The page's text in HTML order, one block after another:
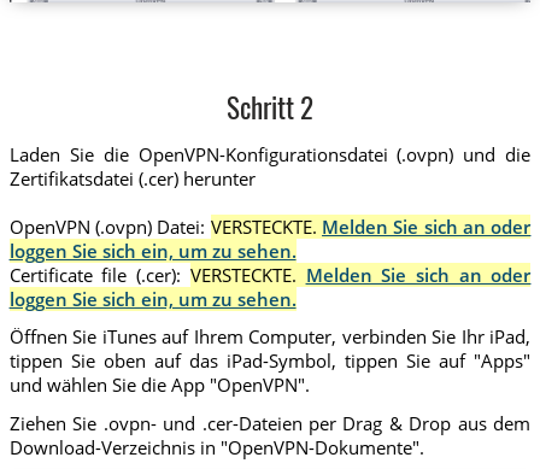
Schritt 2
Laden Sie die OpenVPN-Konfigurationsdatei (.ovpn) und die
Zertifikatsdatei (.cer) herunter
OpenVPN (.ovpn) Datei: VERSTECKTE. Melden Sie sich an oder
loggen Sie sich ein, um zu sehen.
Certificate file (.cer): VERSTECKTE. Melden Sie sich an oder
loggen Sie sich ein, um zu sehen.
Öffnen Sie iTunes auf Ihrem Computer, verbinden Sie Ihr iPad,
tippen Sie oben auf das iPad-Symbol, tippen Sie auf "Apps"
und wählen Sie die App "OpenVPN".
Ziehen Sie .ovpn- und .cer-Dateien per Drag & Drop aus dem
Download-Verzeichnis in "OpenVPN-Dokumente".